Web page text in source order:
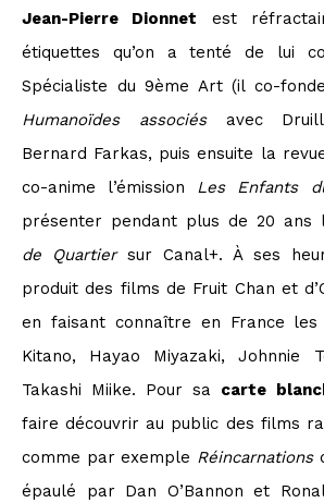
Jean-Pierre Dionnet est
étiquettes qu’on a tenté de lui
Spécialiste du 9ème Art (il co-
Humanoïdes associésavec
Bernard Farkas, puis ensuite la
co-anime l’émission Les Enfants
présenter pendant plus de 20 ans
de Quartier sur Canal+. À ses
produit des films de Fruit Chan et
en faisant connaître en France les
Kitano, Hayao Miyazaki, Johnnie
Takashi Miike. Pour sa carte
faire découvrir au public des films
comme par exemple Réincarnations
épaulé par Dan O’Bannon et